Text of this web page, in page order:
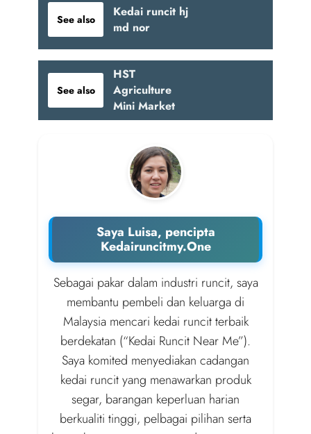
See also
Kedai runcit hj
md nor
See also
HST
Agriculture
Mini Market
Saya Luisa, pencipta
Kedairuncitmy.One
Sebagai pakar dalam industri runcit, saya
membantu pembeli dan keluarga di
Malaysia mencari kedai runcit terbaik
berdekatan (“Kedai Runcit Near Me”).
Saya komited menyediakan cadangan
kedai runcit yang menawarkan produk
segar, barangan keperluan harian
berkualiti tinggi, pelbagai pilihan serta